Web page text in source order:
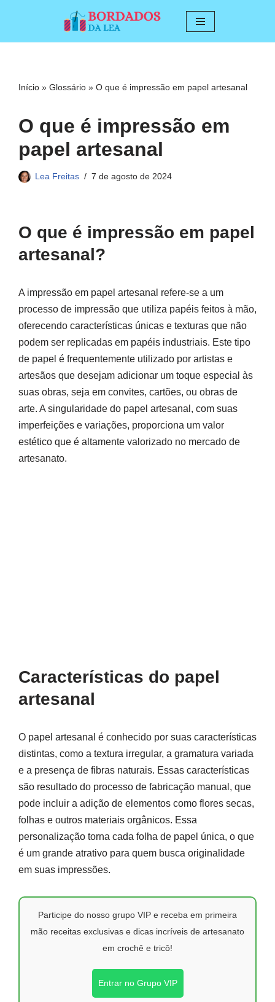
conteúdo
Início » Glossário » O que é impressão em papel artesanal
O que é impressão em
papel artesanal
Lea Freitas 7 de agosto de 2024
O que é impressão em papel
artesanal?
A impressão em papel artesanal refere-se a um
processo de impressão que utiliza papéis feitos à mão,
oferecendo características únicas e texturas que não
podem ser replicadas em papéis industriais. Este tipo
de papel é frequentemente utilizado por artistas e
artesãos que desejam adicionar um toque especial às
suas obras, seja em convites, cartões, ou obras de
arte. A singularidade do papel artesanal, com suas
imperfeições e variações, proporciona um valor
estético que é altamente valorizado no mercado de
artesanato.
Características do papel
artesanal
O papel artesanal é conhecido por suas características
distintas, como a textura irregular, a gramatura variada
e a presença de fibras naturais. Essas características
são resultado do processo de fabricação manual, que
pode incluir a adição de elementos como flores secas,
folhas e outros materiais orgânicos. Essa
personalização torna cada folha de papel única, o que
é um grande atrativo para quem busca originalidade
em suas impressões.
Participe do nosso grupo VIP e receba em primeira
mão receitas exclusivas e dicas incríveis de artesanato
em crochê e tricô!
Entrar no Grupo VIP